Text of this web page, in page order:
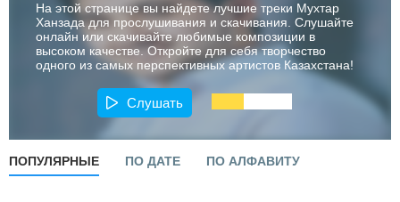
На этой странице вы найдете лучшие треки Мухтар
Ханзада для прослушивания и скачивания. Слушайте
онлайн или скачивайте любимые композиции в
высоком качестве. Откройте для себя творчество
одного из самых перспективных артистов Казахстана!
Слушать
ПОПУЛЯРНЫЕ ПО ДАТЕ ПО АЛФАВИТУ